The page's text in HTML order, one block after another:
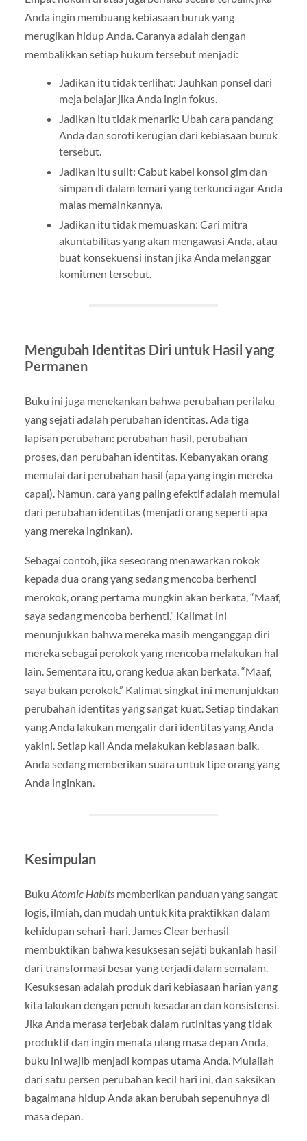
Anda ingin membuang kebiasaan buruk yang
merugikan hidup Anda. Caranya adalah dengan
membalikkan setiap hukum tersebut menjadi:
Jadikan itu tidak terlihat: Jauhkan ponsel dari
meja belajar jika Anda ingin fokus.
Jadikan itu tidak menarik: Ubah cara pandang
Anda dan soroti kerugian dari kebiasaan buruk
tersebut.
Jadikan itu sulit: Cabut kabel konsol gim dan
simpan di dalam lemari yang terkunci agar Anda
malas memainkannya.
Jadikan itu tidak memuaskan: Cari mitra
akuntabilitas yang akan mengawasi Anda, atau
buat konsekuensi instan jika Anda melanggar
komitmen tersebut.
Mengubah Identitas Diri untuk Hasil yang
Permanen
Buku ini juga menekankan bahwa perubahan perilaku
yang sejati adalah perubahan identitas. Ada tiga
lapisan perubahan: perubahan hasil, perubahan
proses, dan perubahan identitas. Kebanyakan orang
memulai dari perubahan hasil (apa yang ingin mereka
capai). Namun, cara yang paling efektif adalah memulai
dari perubahan identitas (menjadi orang seperti apa
yang mereka inginkan).
Sebagai contoh, jika seseorang menawarkan rokok
kepada dua orang yang sedang mencoba berhenti
merokok, orang pertama mungkin akan berkata, “Maaf,
saya sedang mencoba berhenti.” Kalimat ini
menunjukkan bahwa mereka masih menganggap diri
mereka sebagai perokok yang mencoba melakukan hal
lain. Sementara itu, orang kedua akan berkata, “Maaf,
saya bukan perokok.” Kalimat singkat ini menunjukkan
perubahan identitas yang sangat kuat. Setiap tindakan
yang Anda lakukan mengalir dari identitas yang Anda
yakini. Setiap kali Anda melakukan kebiasaan baik,
Anda sedang memberikan suara untuk tipe orang yang
Anda inginkan.
Kesimpulan
Buku Atomic Habitsmemberikan panduan yang sangat
logis, ilmiah, dan mudah untuk kita praktikkan dalam
kehidupan sehari-hari. James Clear berhasil
membuktikan bahwa kesuksesan sejati bukanlah hasil
dari transformasi besar yang terjadi dalam semalam.
Kesuksesan adalah produk dari kebiasaan harian yang
kita lakukan dengan penuh kesadaran dan konsistensi.
Jika Anda merasa terjebak dalam rutinitas yang tidak
produktif dan ingin menata ulang masa depan Anda,
buku ini wajib menjadi kompas utama Anda. Mulailah
dari satu persen perubahan kecil hari ini, dan saksikan
bagaimana hidup Anda akan berubah sepenuhnya di
masa depan.